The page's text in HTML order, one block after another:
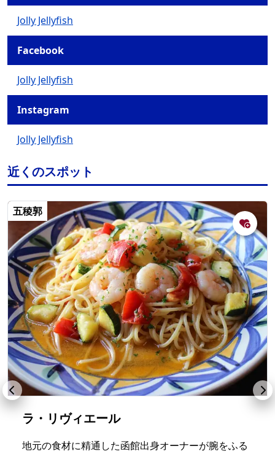
Jolly Jellyfish
Facebook
Jolly Jellyfish
Instagram
Jolly Jellyfish
近くのスポット
五稜郭
ラ・リヴィエール
地元の食材に精通した函館出身オーナーが腕をふる